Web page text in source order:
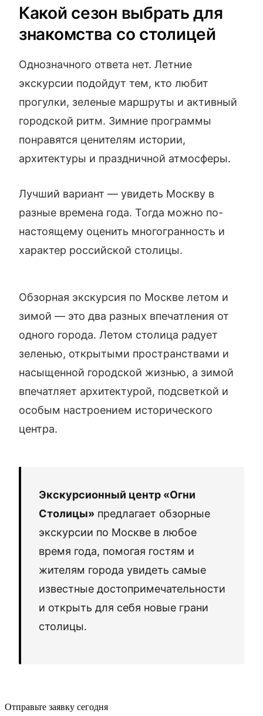
Какой сезон выбрать для
знакомства со столицей
Однозначного ответа нет. Летние
экскурсии подойдут тем, кто любит
прогулки, зеленые маршруты и активный
городской ритм. Зимние программы
понравятся ценителям истории,
архитектуры и праздничной атмосферы.
Лучший вариант — увидеть Москву в
разные времена года. Тогда можно по-
настоящему оценить многогранность и
характер российской столицы.
Обзорная экскурсия по Москве летом и
зимой — это два разных впечатления от
одного города. Летом столица радует
зеленью, открытыми пространствами и
насыщенной городской жизнью, а зимой
впечатляет архитектурой, подсветкой и
особым настроением исторического
центра.
Экскурсионный центр «Огни
Столицы» предлагает обзорные
экскурсии по Москве в любое
время года, помогая гостям и
жителям города увидеть самые
известные достопримечательности
и открыть для себя новые грани
столицы.
Отправьте заявку сегодня